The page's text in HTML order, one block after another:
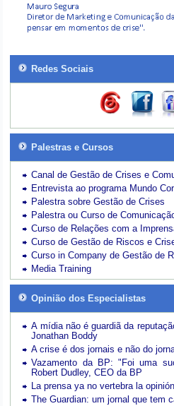
Redes Sociais
Palestras e Cursos
Canal de Gestão de Crises e
Entrevista ao programa Mundo
Palestra sobre Gestão de Crises
Palestra ou Curso de
Curso de Relações com a
Curso de Gestão de Riscos e
Curso in Company de Gestão de
Media Training
Opinião dos Especialistas
A mídia não é guardiã da
Jonathan Boddy
A crise é dos jornais e não do
Vazamento da BP: "Foi uma
Robert Dudley, CEO da BP
La prensa ya no vertebra la
The Guardian: um jornal que tem